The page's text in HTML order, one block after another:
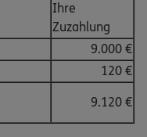
Ihre
Zuzahlung
9.000 €
120 €
9.120 €